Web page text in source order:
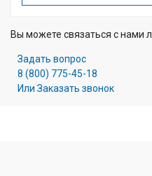
Вы можете связаться с
Задать вопрос
8 (800) 775-45-18
Или Заказать звонок